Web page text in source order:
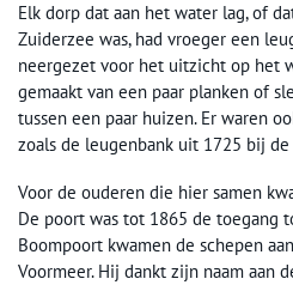
Elk dorp dat aan het water lag, of
Zuiderzee was, had vroeger een
neergezet voor het uitzicht op het
gemaakt van een paar planken of
tussen een paar huizen. Er waren
zoals de leugenbank uit 1725 bij
Voor de ouderen die hier samen
De poort was tot 1865 de toegang
Boompoort kwamen de schepen
Voormeer. Hij dankt zijn naam aan